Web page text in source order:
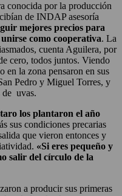
conocida por la producción
de INDAP asesoría
mejores precios para
como cooperativa. La
cuenta Aguilera, por
cero, todos juntos. Viendo
en la zona pensaron en sus
Pedro y Miguel Torres, y
de uvas.
los plantaron el año
sus condiciones precarias
que vieron entonces y
«Si eres pequeño y
salir del círculo de la
a producir sus primeras